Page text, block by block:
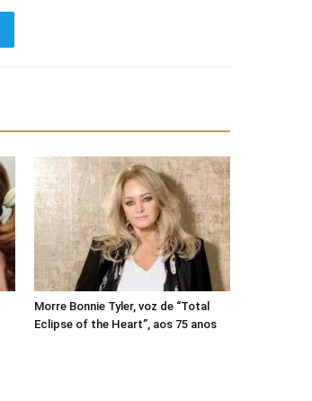
Morre Bonnie Tyler, voz de “Total
Eclipse of the Heart”, aos 75 anos